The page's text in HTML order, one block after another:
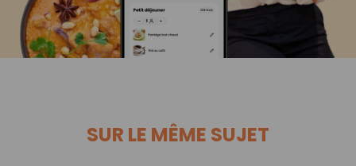
SUR LE MÊME SUJET